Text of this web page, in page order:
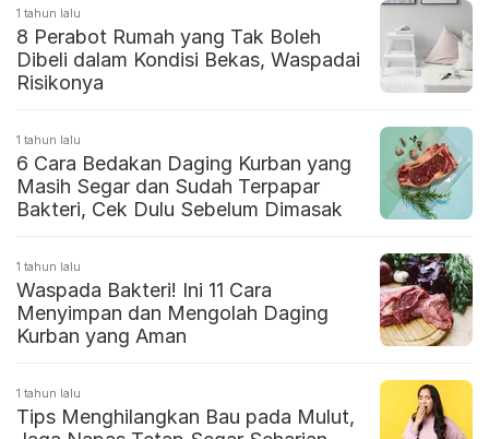
1 tahun lalu
8 Perabot Rumah yang Tak Boleh
Dibeli dalam Kondisi Bekas, Waspadai
Risikonya
1 tahun lalu
6 Cara Bedakan Daging Kurban yang
Masih Segar dan Sudah Terpapar
Bakteri, Cek Dulu Sebelum Dimasak
1 tahun lalu
Waspada Bakteri! Ini 11 Cara
Menyimpan dan Mengolah Daging
Kurban yang Aman
1 tahun lalu
Tips Menghilangkan Bau pada Mulut,